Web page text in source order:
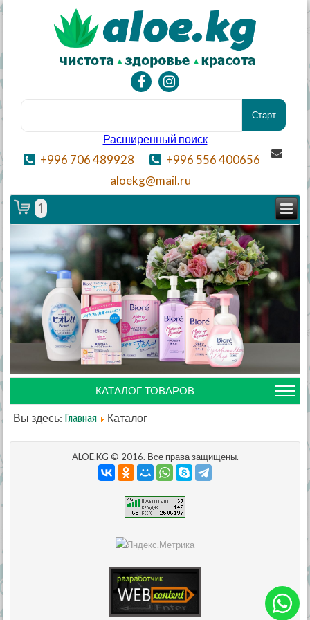
Расширенный поиск
+996 706 489928
+996 556 400656
aloekg@mail.ru
1
КАТАЛОГ ТОВАРОВ
Вы здесь: Главная Каталог
ALOE.KG © 2016. Все права защищены.